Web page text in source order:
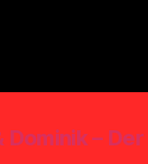
Dominik –